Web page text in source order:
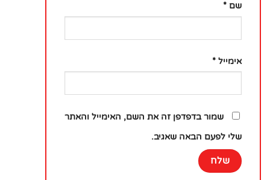
שם *
אימייל *
שמור בדפדפן זה את השם, האימייל והאתר
שלי לפעם הבאה שאגיב.